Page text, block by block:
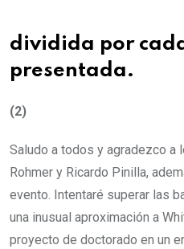
dividida por
presentada.
(2)
Saludo a todos y agradezco
Rohmer y Ricardo Pinilla,
evento. Intentaré superar las
una inusual aproximación a
proyecto de doctorado en un